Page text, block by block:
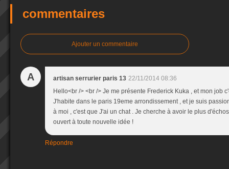
commentaires
Ajouter un commentaire
A artisan serrurier paris 13 22/11/2014 08:36
Hello<br /> <br /> Je me présente Frederick Kuka , et mon job
J'habite dans le paris 19eme arrondissement , et je suis
à moi , c'est que J'ai un chat . Je cherche à avoir le plus
ouvert à toute nouvelle idée !
Répondre